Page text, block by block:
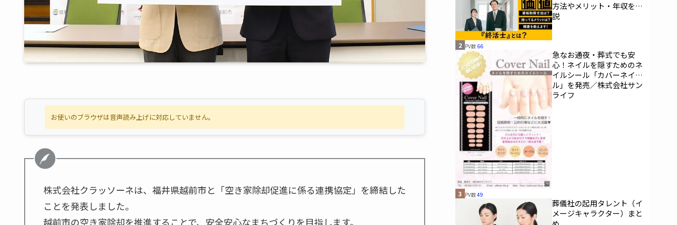
お使いのブラウザは音声読み上げに対応していません。
株式会社クラッソーネは、福井県越前市と「空き家除却促進に係る連携協定」を締結した
ことを発表しました。
越前市の空き家除却を推進することで、安全安心なまちづくりを目指します。
方法やメリット・年収を解
説
2 PV数 66
急なお通夜・葬式でも安
心！ネイルを隠すためのネ
イルシール「カバーネイ
ル」を発売／株式会社サン
ライフ
3 PV数49
葬儀社の起用タレント（イ
メージキャラクター）まと